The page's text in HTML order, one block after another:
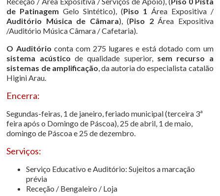
de Patinagem Gelo Sintético), (Piso 1
Área Expositiva /
Auditório Música de Câmara), (Piso 2Área Expositiva
/Auditório Música Câmara / Cafetaria).
O Auditório conta com 275 lugares e está dotado com um
sistema acústico de qualidade superior, sem recurso a
sistemas de amplificação , da autoria do especialista catalão
Higini Arau.
Encerra:
Segundas-feiras, 1 de janeiro, feriado municipal (terceira 3ª
feira após o Domingo de Páscoa), 25 de abril, 1 de maio,
domingo de Páscoa e 25 de dezembro.
Serviços:
Serviço Educativo e Auditório: Sujeitos a marcação
prévia
Receção / Bengaleiro / Loja